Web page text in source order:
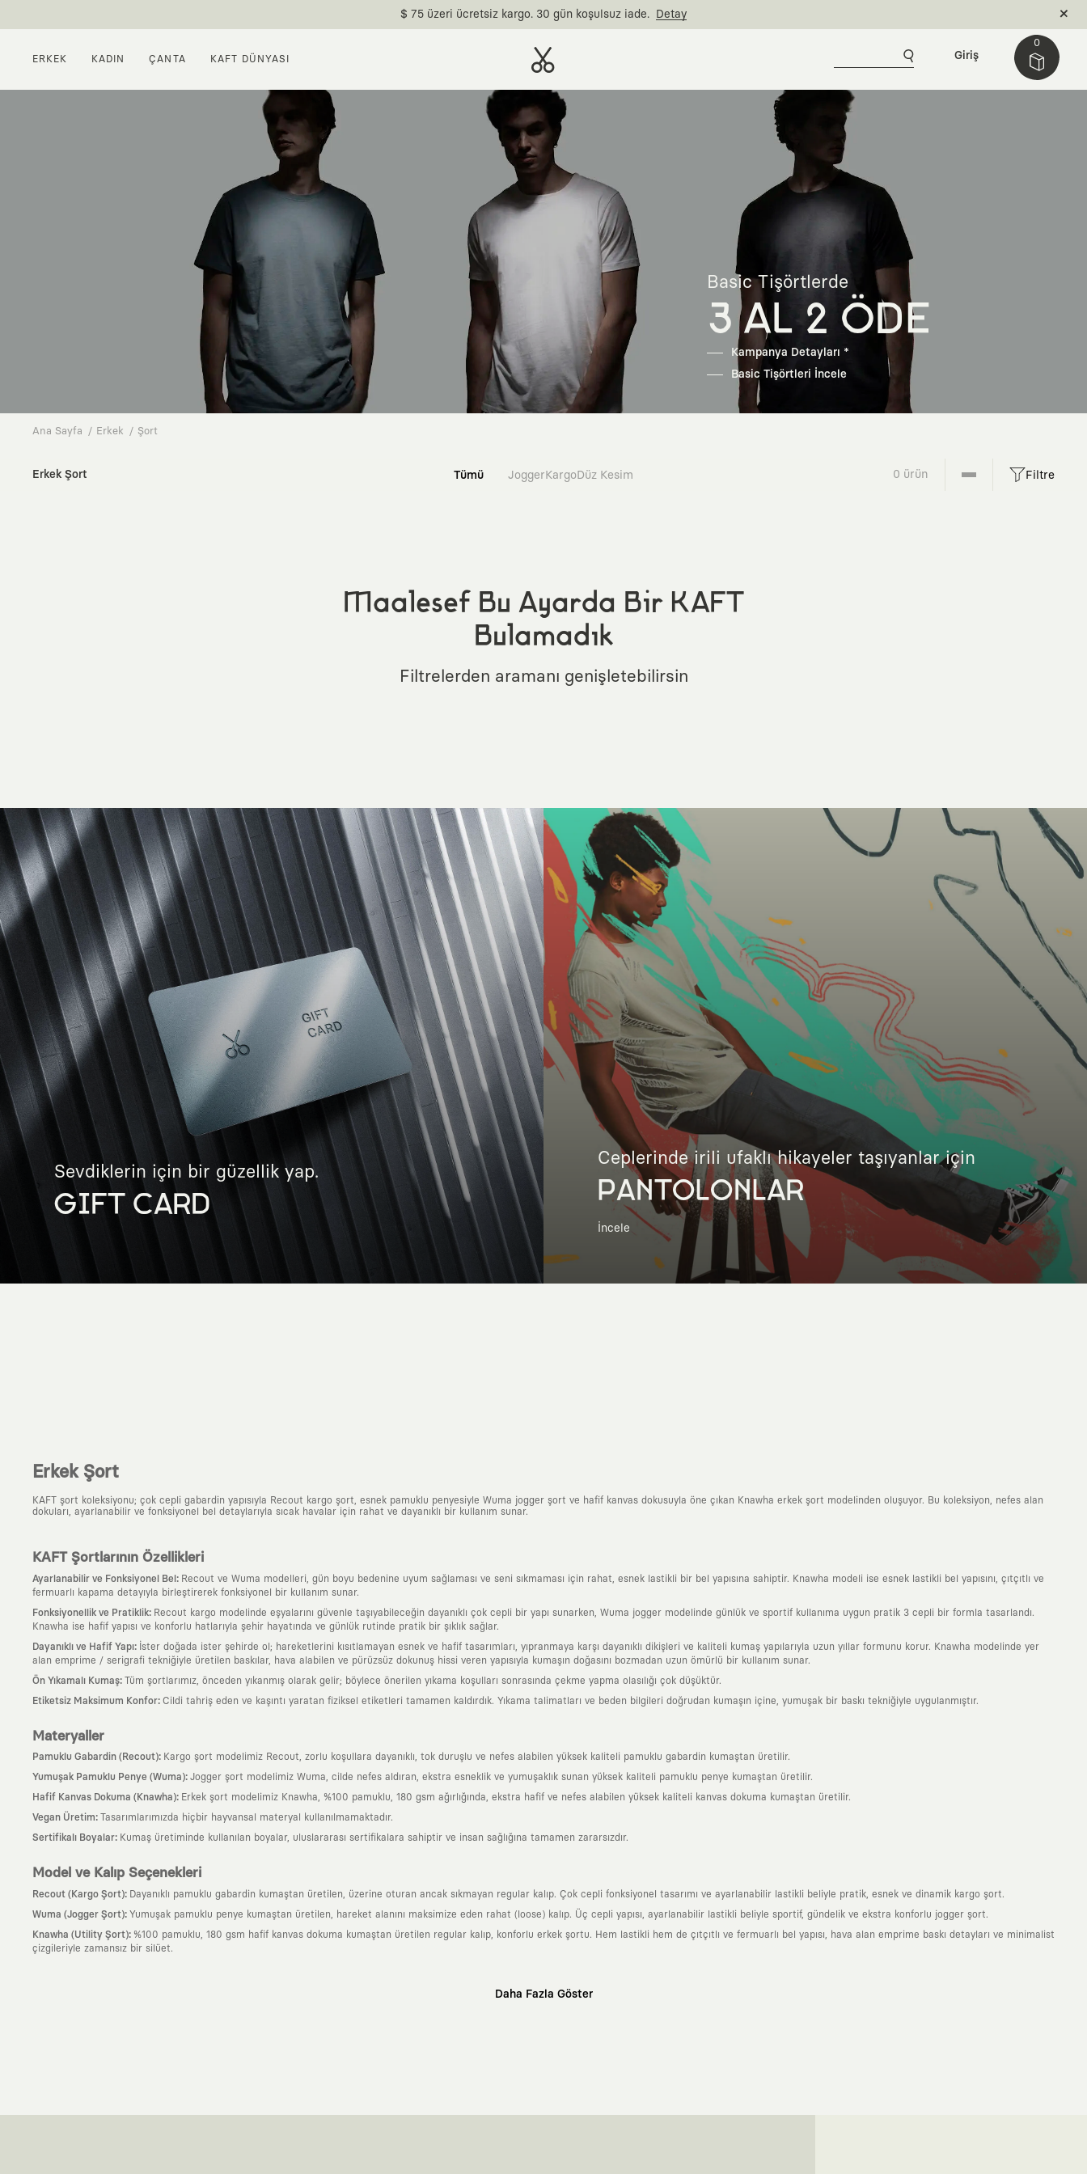
$ 75 üzeri ücretsiz kargo. 30 gün koşulsuz iade. Detay
ERKEK KADIN ÇANTA KAFT DÜNYASI
0
Giriş
Basic Tişörtlerde
3 AL 2 ÖDE
Kampanya Detayları *
Basic Tişörtleri İncele
Ana Sayfa Erkek Şort
Erkek Şort Tümü JoggerKargoDüz Kesim 0 ürün Filtre
Maalesef Bu Ayarda Bir KAFT
Bulamadık
Filtrelerden aramanı genişletebilirsin
Sevdiklerin için bir güzellik yap.
GIFT CARD
Ceplerinde irili ufaklı hikayeler taşıyanlar için
PANTOLONLAR
İncele
Erkek Şort
KAFT şort koleksiyonu; çok cepli gabardin yapısıyla Recout kargo şort, esnek pamuklu penyesiyle Wuma jogger şort ve hafif kanvas dokusuyla öne çıkan Knawha erkek şort modelinden oluşuyor. Bu koleksiyon, nefes alan
dokuları, ayarlanabilir ve fonksiyonel bel detaylarıyla sıcak havalar için rahat ve dayanıklı bir kullanım sunar.
KAFT Şortlarının Özellikleri
Ayarlanabilir ve Fonksiyonel Bel : Recout ve Wuma modelleri, gün boyu bedenine uyum sağlaması ve seni sıkmaması için rahat, esnek lastikli bir bel yapısına sahiptir. Knawha modeli ise esnek lastikli bel yapısını, çıtçıtlı ve
fermuarlı kapama detayıyla birleştirerek fonksiyonel bir kullanım sunar.
Fonksiyonellik ve Pratiklik: Recout kargo modelinde eşyalarını güvenle taşıyabileceğin dayanıklı çok cepli bir yapı sunarken, Wuma jogger modelinde günlük ve sportif kullanıma uygun pratik 3 cepli bir formla tasarlandı.
Knawha ise hafif yapısı ve konforlu hatlarıyla şehir hayatında ve günlük rutinde pratik bir şıklık sağlar.
Dayanıklı ve Hafif Yapı: İster doğada ister şehirde ol; hareketlerini kısıtlamayan esnek ve hafif tasarımları, yıpranmaya karşı dayanıklı dikişleri ve kaliteli kumaş yapılarıyla uzun yıllar formunu korur. Knawha modelinde yer
alan emprime / serigrafi tekniğiyle üretilen baskılar, hava alabilen ve pürüzsüz dokunuş hissi veren yapısıyla kumaşın doğasını bozmadan uzun ömürlü bir kullanım sunar.
Ön Yıkamalı Kumaş: Tüm şortlarımız, önceden yıkanmış olarak gelir; böylece önerilen yıkama koşulları sonrasında çekme yapma olasılığı çok düşüktür.
Etiketsiz Maksimum Konfor: Cildi tahriş eden ve kaşıntı yaratan fiziksel etiketleri tamamen kaldırdık. Yıkama talimatları ve beden bilgileri doğrudan kumaşın içine, yumuşak bir baskı tekniğiyle uygulanmıştır.
Materyaller
Pamuklu Gabardin (Recout): Kargo şort modelimiz Recout, zorlu koşullara dayanıklı, tok duruşlu ve nefes alabilen yüksek kaliteli pamuklu gabardin kumaştan üretilir.
Yumuşak Pamuklu Penye (Wuma): Jogger şort modelimiz Wuma, cilde nefes aldıran, ekstra esneklik ve yumuşaklık sunan yüksek kaliteli pamuklu penye kumaştan üretilir.
Hafif Kanvas Dokuma (Knawha): Erkek şort modelimiz Knawha, %100 pamuklu, 180 gsm ağırlığında, ekstra hafif ve nefes alabilen yüksek kaliteli kanvas dokuma kumaştan üretilir.
Vegan Üretim: Tasarımlarımızda hiçbir hayvansal materyal kullanılmamaktadır.
Sertifikalı Boyalar: Kumaş üretiminde kullanılan boyalar, uluslararası sertifikalara sahiptir ve insan sağlığına tamamen zararsızdır.
Model ve Kalıp Seçenekleri
Recout (Kargo Şort): Dayanıklı pamuklu gabardin kumaştan üretilen, üzerine oturan ancak sıkmayan regular kalıp. Çok cepli fonksiyonel tasarımı ve ayarlanabilir lastikli beliyle pratik, esnek ve dinamik kargo şort.
Wuma (Jogger Şort): Yumuşak pamuklu penye kumaştan üretilen, hareket alanını maksimize eden rahat (loose) kalıp. Üç cepli yapısı, ayarlanabilir lastikli beliyle sportif, gündelik ve ekstra konforlu jogger şort.
Knawha (Utility Şort): %100 pamuklu, 180 gsm hafif kanvas dokuma kumaştan üretilen regular kalıp, konforlu erkek şortu. Hem lastikli hem de çıtçıtlı ve fermuarlı bel yapısı, hava alan emprime baskı detayları ve minimalist
çizgileriyle zamansız bir silüet.
Daha Fazla Göster